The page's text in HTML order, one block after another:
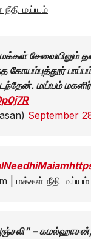
மய்யம்
சேவையிலும்
கோயம்புத்தூர்
மய்யம்
September
| மக்கள் நீதி மய்யம்
–